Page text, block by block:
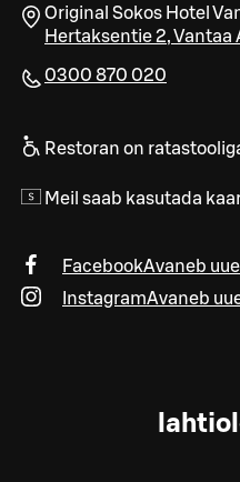
Original Sokos Hotel
Hertaksentie 2,Vantaa
0300 870 020
Restoran on
Meil saab kasutada
FacebookAvaneb
InstagramAvaneb